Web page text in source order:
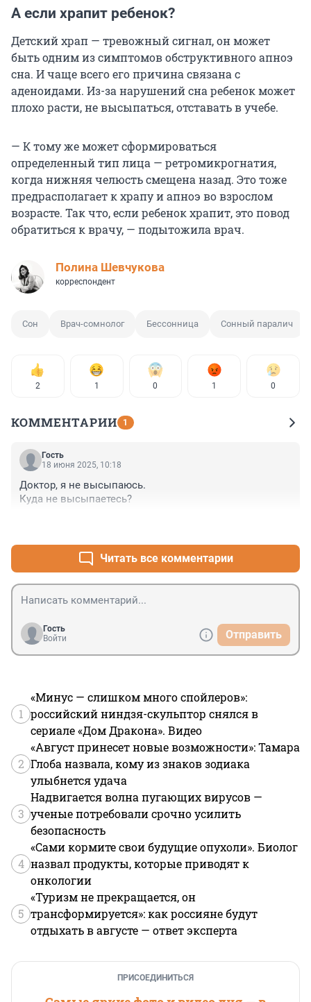
А если храпит ребенок?
Детский храп — тревожный сигнал, он может
быть одним из симптомов обструктивного апноэ
сна. И чаще всего его причина связана с
аденоидами. Из-за нарушений сна ребенок может
плохо расти, не высыпаться, отставать в учебе.
— К тому же может сформироваться
определенный тип лица — ретромикрогнатия,
когда нижняя челюсть смещена назад. Это тоже
предрасполагает к храпу и апноэ во взрослом
возрасте. Так что, если ребенок храпит, это повод
обратиться к врачу, — подытожила врач.
Полина Шевчукова
корреспондент
Сон Врач-сомнолог Бессонница Сонный паралич
2 1 0 1 0
КОММЕНТАРИИ 1
Гость
18 июня 2025, 10:18
Доктор, я не высыпаюсь.
Куда не высыпаетесь?
Читать все комментарии
Гость
Войти
Отправить
1
«Минус — слишком много спойлеров»:
российский ниндзя-скульптор снялся в
сериале «Дом Дракона». Видео
2
«Август принесет новые возможности»: Тамара
Глоба назвала, кому из знаков зодиака
улыбнется удача
3
Надвигается волна пугающих вирусов —
ученые потребовали срочно усилить
безопасность
4
«Сами кормите свои будущие опухоли». Биолог
назвал продукты, которые приводят к
онкологии
5
«Туризм не прекращается, он
трансформируется»: как россияне будут
отдыхать в августе — ответ эксперта
ПРИСОЕДИНИТЬСЯ